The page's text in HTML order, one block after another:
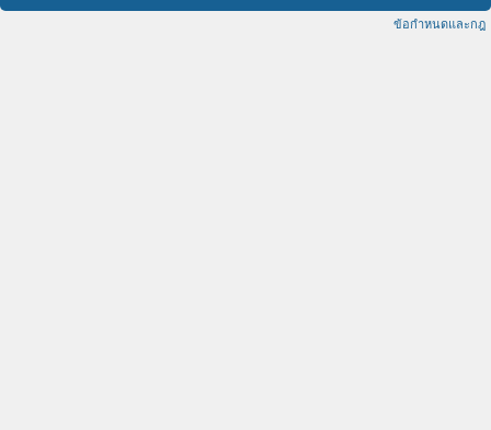
ข้อกำหนดและกฎ